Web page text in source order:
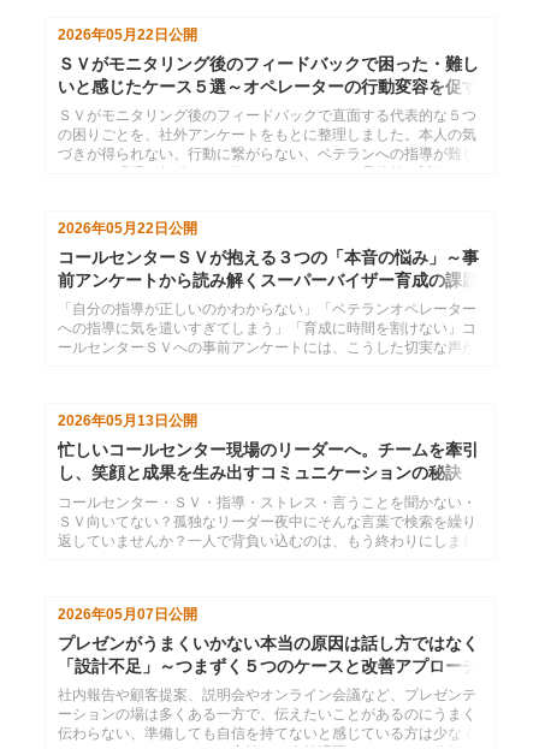
2026年05月22日 公開
ＳＶがモニタリング後のフィードバックで困った・難し
いと感じたケース５選～オペレーターの行動変容を促す
には
ＳＶがモニタリング後のフィードバックで直面する代表的な５つ
の困りごとを、社外アンケートをもとに整理しました。本人の気
づきが得られない、行動に繋がらない、ベテランへの指導が難し
2026年05月22日公開
コールセンターＳＶが抱える３つの「本音の悩み」～事
前アンケートから読み解くスーパーバイザー育成の課題
と解決策
「自分の指導が正しいのかわからない」「ベテランオペレーター
への指導に気を遣いすぎてしまう」「育成に時間を割けない」コ
ールセンターＳＶへの事前アンケートには、こうした切実な声が
で、ＳＶを育てる研修・マネジメント設計に役立つ具体的な視点
を提供します。
2026年05月13日 公開
忙しいコールセンター現場のリーダーへ。チームを牽引
し、笑顔と成果を生み出すコミュニケーションの秘訣
コールセンター・ＳＶ・指導・ストレス・言うことを聞かない・
ＳＶ向いてない？孤独なリーダー夜中にそんな言葉で検索を繰り
返していませんか？一人で背負い込むのは、もう終わりにしまし
2026年05月07日 公開
プレゼンがうまくいかない本当の原因は話し方ではなく
「設計不足」～つまずく５つのケースと改善アプローチ
社内報告や顧客提案、説明会やオンライン会議など、プレゼンテ
ーションの場は多くある一方で、伝えたいことがあるのにうまく
伝わらない、準備しても自信を持てないと感じている方は少なく